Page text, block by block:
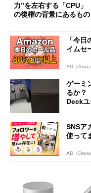
力”を左右する「CPU
の復権の背景にあるもの
「今
イムセ
AD（
ゲーミ
るか？
Deck
SNSア
使って
AD（